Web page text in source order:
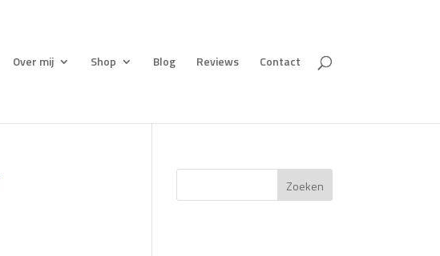
Over mij Shop Blog Reviews Contact
Zoeken